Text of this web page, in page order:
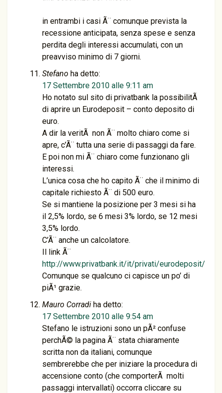
in entrambi i casi Ã¨ comunque prevista la
recessione anticipata, senza spese e senza
perdita degli interessi accumulati, con un
preavviso minimo di 7 giorni.
Stefano ha detto:
17 Settembre 2010 alle 9:11 am
Ho notato sul sito di privatbank la possibilitÃ
di aprire un Eurodeposit – conto deposito di
euro.
A dir la veritÃ non Ã¨ molto chiaro come si
apre, c’Ã¨ tutta una serie di passaggi da fare.
E poi non mi Ã¨ chiaro come funzionano gli
interessi.
L’unica cosa che ho capito Ã¨ che il minimo di
capitale richiesto Ã¨ di 500 euro.
Se si mantiene la posizione per 3 mesi si ha
il 2,5% lordo, se 6 mesi 3% lordo, se 12 mesi
3,5% lordo.
C’Ã¨ anche un calcolatore.
Il link Ã¨
http://www.privatbank.it/it/privati/eurodeposit/
Comunque se qualcuno ci capisce un po’ di
piÃ¹ grazie.
Mauro Corradi ha detto:
17 Settembre 2010 alle 9:54 am
Stefano le istruzioni sono un pÃ² confuse
perchÃ© la pagina Ã¨ stata chiaramente
scritta non da italiani, comunque
sembrerebbe che per iniziare la procedura di
accensione conto (che comporterÃ molti
passaggi intervallati) occorra cliccare su